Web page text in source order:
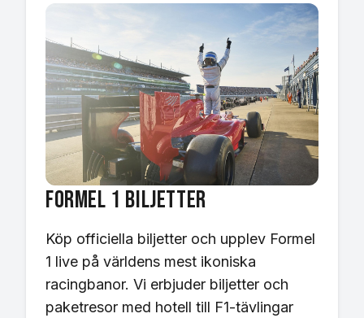
Formel 1 Biljetter
Köp officiella biljetter och upplev Formel
1 live på världens mest ikoniska
racingbanor. Vi erbjuder biljetter och
paketresor med hotell till F1-tävlingar